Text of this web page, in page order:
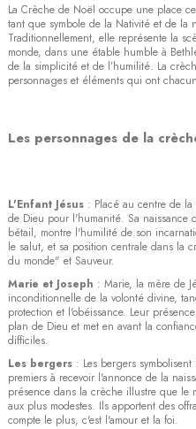
La Crèche de Noël occupe une place
tant que symbole de la Nativité et de la
Traditionnellement, elle représente la
monde, dans une étable humble à
de la simplicité et de l’humilité. La
personnages et éléments qui ont
Les personnages de la
L'Enfant Jésus : Placé au centre de la
de Dieu pour l'humanité. Sa naissance
bétail, montre l'humilité de son
le salut, et sa position centrale dans la
du monde" et Sauveur.
Marie et Joseph : Marie, la mère de
inconditionnelle de la volonté divine,
protection et l'obéissance. Leur
plan de Dieu et met en avant la
difficiles.
Les bergers : Les bergers
premiers à recevoir l'annonce de la
présence dans la crèche illustre que le
aux plus modestes. Ils apportent des
compte le plus, c'est l'amour et la foi.